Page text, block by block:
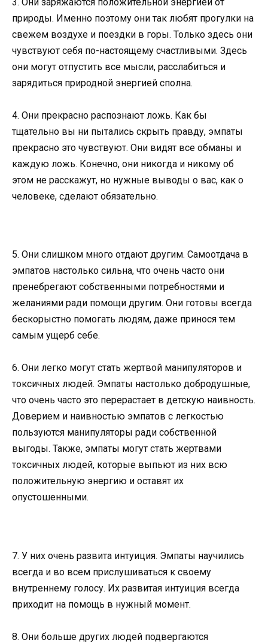
природы. Именно поэтому они так любят прогулки на
свежем воздухе и поездки в горы. Только здесь они
чувствуют себя по-настоящему счастливыми. Здесь
они могут отпустить все мысли, расслабиться и
зарядиться природной энергией сполна.
4. Они прекрасно распознают ложь. Как бы
тщательно вы ни пытались скрыть правду, эмпаты
прекрасно это чувствуют. Они видят все обманы и
каждую ложь. Конечно, они никогда и никому об
этом не расскажут, но нужные выводы о вас, как о
человеке, сделают обязательно.
5. Они слишком много отдают другим. Самоотдача в
эмпатов настолько сильна, что очень часто они
пренебрегают собственными потребностями и
желаниями ради помощи другим. Они готовы всегда
бескорыстно помогать людям, даже принося тем
самым ущерб себе.
6. Они легко могут стать жертвой манипуляторов и
токсичных людей. Эмпаты настолько добродушные,
что очень часто это перерастает в детскую наивность.
Доверием и наивностью эмпатов с легкостью
пользуются манипуляторы ради собственной
выгоды. Также, эмпаты могут стать жертвами
токсичных людей, которые выпьют из них всю
положительную энергию и оставят их
опустошенными.
7. У них очень развита интуиция. Эмпаты научились
всегда и во всем прислушиваться к своему
внутреннему голосу. Их развитая интуиция всегда
приходит на помощь в нужный момент.
8. Они больше других людей подвергаются